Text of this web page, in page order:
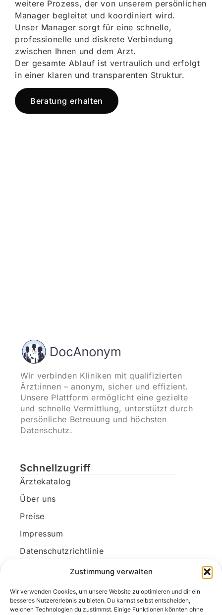
Zustimmung verwalten
Wir verwenden Cookies, um unsere Website zu optimieren und dir ein
besseres Nutzererlebnis zu bieten. Du kannst selbst entscheiden,
welchen Technologien du zustimmst. Einige Funktionen könnten ohne
weitere Prozess, der von unserem persönlichen
Manager begleitet und koordiniert wird.
Unser Manager sorgt für eine schnelle,
professionelle und diskrete Verbindung
zwischen Ihnen und dem Arzt.
Der gesamte Ablauf ist vertraulich und erfolgt
in einer klaren und transparenten Struktur.
Beratung erhalten
Wir verbinden Kliniken mit qualifizierten
Ärzt:innen – anonym, sicher und effizient.
Unsere Plattform ermöglicht eine gezielte
und schnelle Vermittlung, unterstützt durch
persönliche Betreuung und höchsten
Datenschutz.
Schnellzugriff
Ärztekatalog
Über uns
Preise
Impressum
Datenschutzrichtlinie
Kundenkonto
Unsere Kontaktdaten
E-Mail: kontakt@docanonym.com